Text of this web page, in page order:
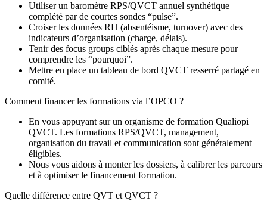
Utiliser un baromètre RPS/QVCT annuel synthétique
complété par de courtes sondes “pulse”.
Croiser les données RH (absentéisme, turnover) avec des
indicateurs d’organisation (charge, délais).
Tenir des focus groups ciblés après chaque mesure pour
comprendre les “pourquoi”.
Mettre en place un tableau de bord QVCT resserré partagé en
comité.
Comment financer les formations via l’OPCO ?
En vous appuyant sur un organisme de formation Qualiopi
QVCT. Les formations RPS/QVCT, management,
organisation du travail et communication sont généralement
éligibles.
Nous vous aidons à monter les dossiers, à calibrer les parcours
et à optimiser le financement formation.
Quelle différence entre QVT et QVCT ?